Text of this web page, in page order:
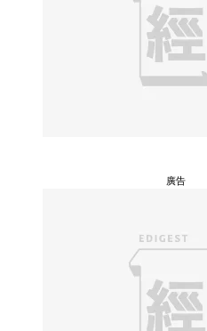
廣告